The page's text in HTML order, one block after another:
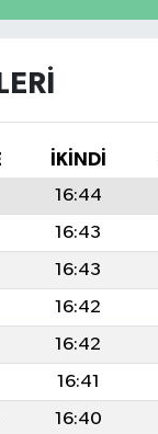
İKINDI
16:44
16:43
16:43
16:42
16:42
16:41
16:40